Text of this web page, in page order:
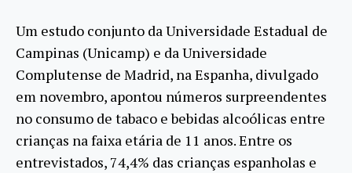
Um estudo conjunto da Universidade Estadual de
Campinas (Unicamp) e da Universidade
Complutense de Madrid, na Espanha, divulgado
em novembro, apontou números surpreendentes
no consumo de tabaco e bebidas alcoólicas entre
crianças na faixa etária de 11 anos. Entre os
entrevistados, 74,4% das crianças espanholas e